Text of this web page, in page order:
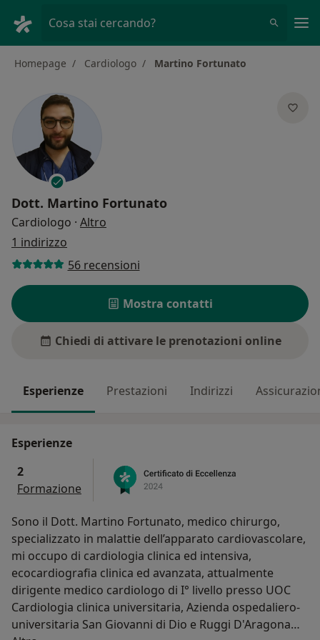
Cosa stai cercando?
Homepage Cardiologo Martino Fortunato
Dott. Martino Fortunato
Cardiologo · Altro
1 indirizzo
56 recensioni
Mostra contatti
Chiedi di attivare le prenotazioni online
Esperienze Prestazioni Indirizzi
Esperienze
2
Formazione
Sono il Dott. Martino Fortunato, medico chirurgo,
specializzato in malattie dell’apparato cardiovascolare,
mi occupo di cardiologia clinica ed intensiva,
ecocardiografia clinica ed avanzata, attualmente
dirigente medico cardiologo di I° livello presso UOC
Cardiologia clinica universitaria, Azienda ospedaliero-
universitaria San Giovanni di Dio e Ruggi D'Aragona